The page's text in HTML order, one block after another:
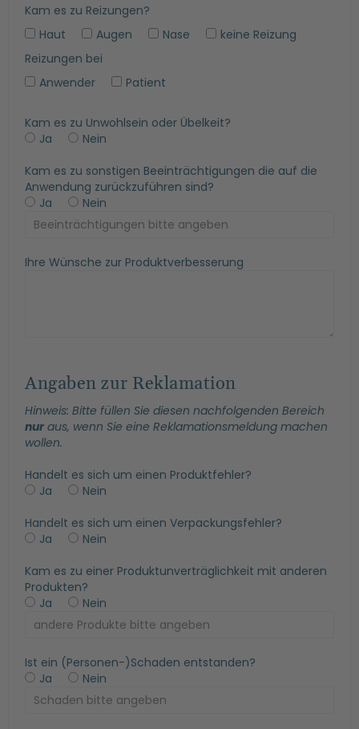
Kam es zu Reizungen?
Haut
Augen Nase
keine Reizung
Reizungen bei
Anwender
Patient
Kam es zu Unwohlsein oder Übelkeit?
Ja
Nein
Kam es zu sonstigen Beeinträchtigungen die auf die
Anwendung zurückzuführen sind?
Ja
Nein
Ihre Wünsche zur Produktverbesserung
Angaben zur Reklamation
Hinweis: Bitte füllen Sie diesen nachfolgenden Bereich
nur aus, wenn Sie eine Reklamationsmeldung machen
wollen.
Handelt es sich um einen Produktfehler?
Ja
Nein
Handelt es sich um einen Verpackungsfehler?
Ja
Nein
Kam es zu einer Produktunverträglichkeit mit anderen
Produkten?
Ja
Nein
Ist ein (Personen-)Schaden entstanden?
Ja
Nein